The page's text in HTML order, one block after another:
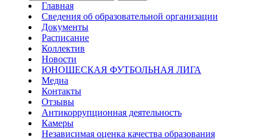
Главная
Сведения об образовательной организации
Документы
Расписание
Коллектив
Новости
ЮНОШЕСКАЯ ФУТБОЛЬНАЯ ЛИГА
Медиа
Контакты
Отзывы
Антикоррупционная деятельность
Камеры
Независимая оценка качества образования